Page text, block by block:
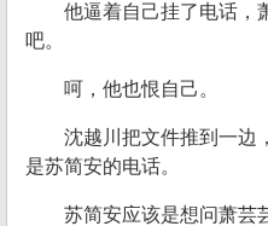
他逼着自己挂了电话，
吧。
呵，他也恨自己。
沈越川把文件推到一边
是苏简安的电话。
苏简安应该是想问萧芸